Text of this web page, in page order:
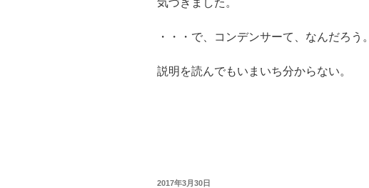
・・・で、コンデンサーて、なんだろう。
説明を読んでもいまいち分からない。
投
2017年3月30日